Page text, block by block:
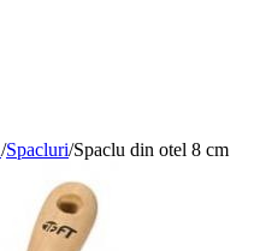
/Spacluri/Spaclu din otel 8 cm